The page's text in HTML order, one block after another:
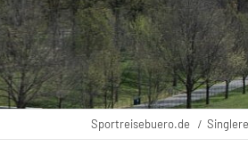
Sportreisebuero.de